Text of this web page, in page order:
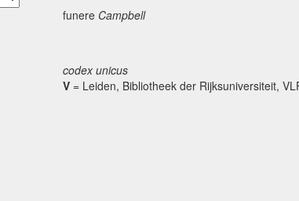
funere Campbell
codex unicus
V = Leiden, Bibliotheek der Rijksuniversiteit,